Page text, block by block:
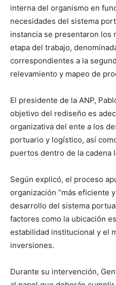
interna del organismo en
necesidades del sistema
instancia se presentaron los
etapa del trabajo,
correspondientes a la
relevamiento y mapeo de
El presidente de la ANP,
objetivo del rediseño es
organizativa del ente a los
portuario y logístico, así
puertos dentro de la cadena
Según explicó, el proceso
organización “más eficiente
desarrollo del sistema
factores como la ubicación
estabilidad institucional y el
inversiones.
Durante su intervención,